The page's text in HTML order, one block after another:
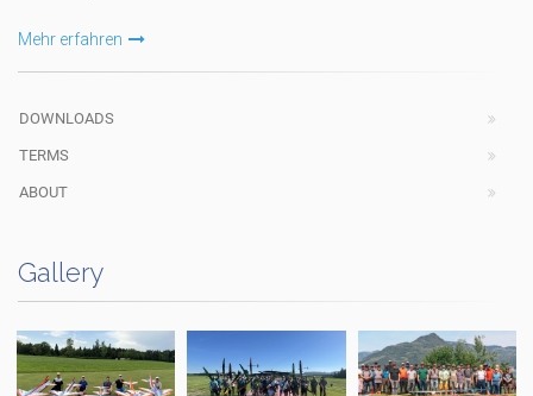
Mehr erfahren
DOWNLOADS
TERMS
ABOUT
Gallery